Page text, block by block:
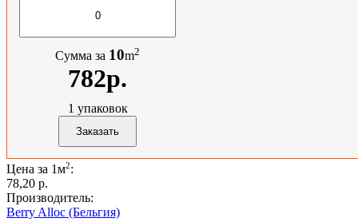
Сумма за 10m2
782р.
1 упаковок
Цена за 1м2:
78,20 p.
Производитель:
Berry Alloc (Бельгия)